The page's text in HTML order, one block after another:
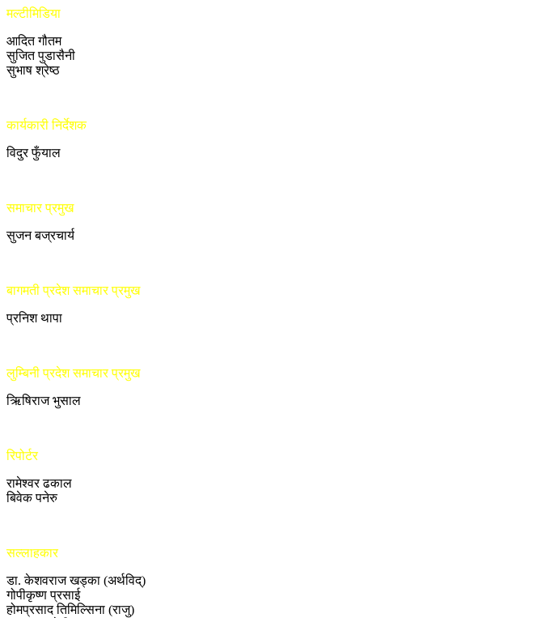
मल्टीमिडिया
आदित गौतम
सुजित पुडासैनी
सुभाष श्रेष्ठ
कार्यकारी निर्देशक
विदुर फुँयाल
समाचार प्रमुख
सुजन बज्रचार्य
बागमती प्रदेश समाचार प्रमुख
प्रनिश थापा
लुम्बिनी प्रदेश समाचार प्रमुख
ऋिषिराज भुसाल
रिपोर्टर
रामेश्वर ढकाल
बिवेक पनेरु
सल्लाहकार
डा. केशवराज खड्का (अर्थविद्)
गोपीकृष्ण प्रसाई
होमप्रसाद तिमिल्सिना (राजु)